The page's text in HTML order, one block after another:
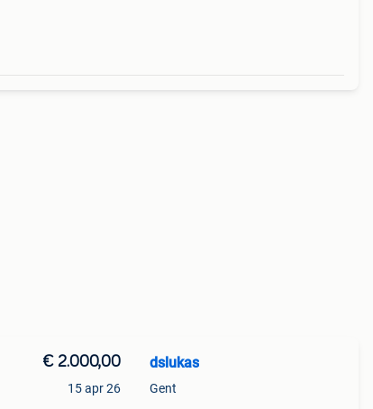
€ 2.000,00
15 apr 26
dslukas
Gent